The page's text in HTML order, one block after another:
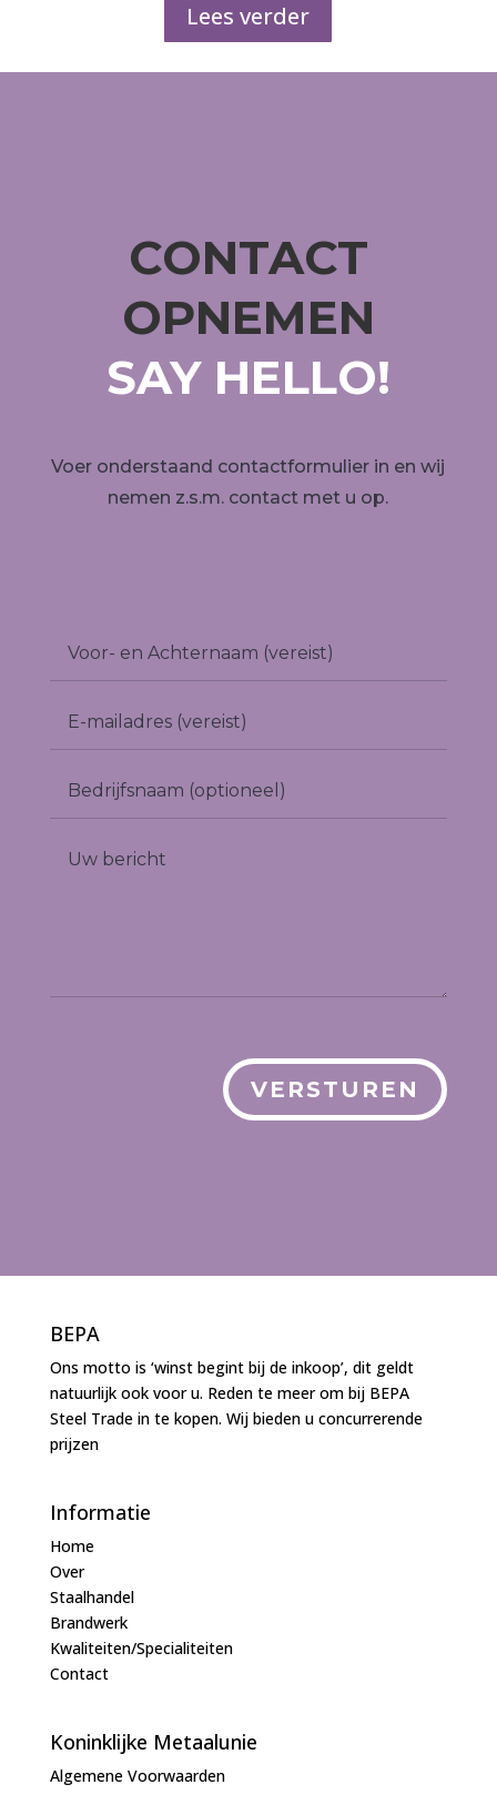
Lees verder
CONTACT
OPNEMEN
SAY HELLO!
Voer onderstaand contactformulier in en wij
nemen z.s.m. contact met u op.
VERSTUREN
BEPA
Ons motto is ‘winst begint bij de inkoop’, dit geldt
natuurlijk ook voor u. Reden te meer om bij BEPA
Steel Trade in te kopen. Wij bieden u concurrerende
prijzen
Informatie
Home
Over
Staalhandel
Brandwerk
Kwaliteiten/Specialiteiten
Contact
Koninklijke Metaalunie
Algemene Voorwaarden